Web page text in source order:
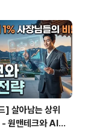
] 살아남는 상위
원맨테크와 AI경